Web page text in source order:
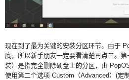
现在到了最为关键的安装分区环节。由于
底，所以新手朋友一定要看清楚再点击。
装）是指完全删除硬盘上的分区，由
使用第二个选项 Custom（Advanced）(定